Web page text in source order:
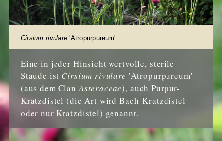
Cirsium rivulare 'Atropurpureum'
Eine in jeder Hinsicht wertvolle, sterile
Staude ist Cirsium rivulare 'Atropurpureum'
(aus dem ClanAsteraceae), auch Purpur-
Kratzdistel (die Art wird Bach-Kratzdistel
oder nur Kratzdistel) genannt.